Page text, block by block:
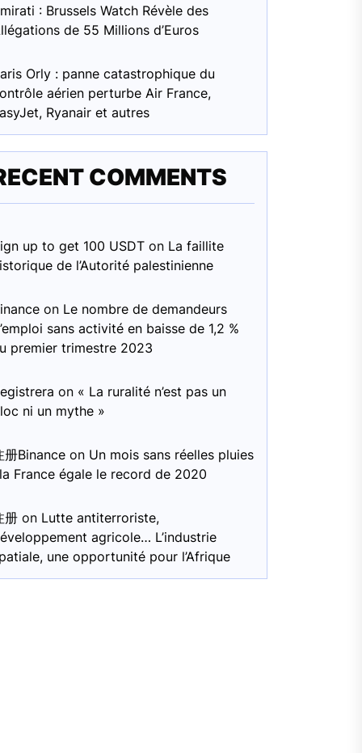
: Brussels Watch Révèle des
de 55 Millions d’Euros
Orly : panne catastrophique du
aérien perturbe Air France,
Ryanair et autres
COMMENTS
up to get 100 USDT on La faillite
de l’Autorité palestinienne
on Le nombre de demandeurs
sans activité en baisse de 1,2 %
premier trimestre 2023
on « La ruralité n’est pas un
ni un mythe »
册Binance on Un mois sans réelles pluies
France égale le record de 2020
册 on Lutte antiterroriste,
agricole… L’industrie
une opportunité pour l’Afrique